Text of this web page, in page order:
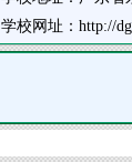
学校网址：http://